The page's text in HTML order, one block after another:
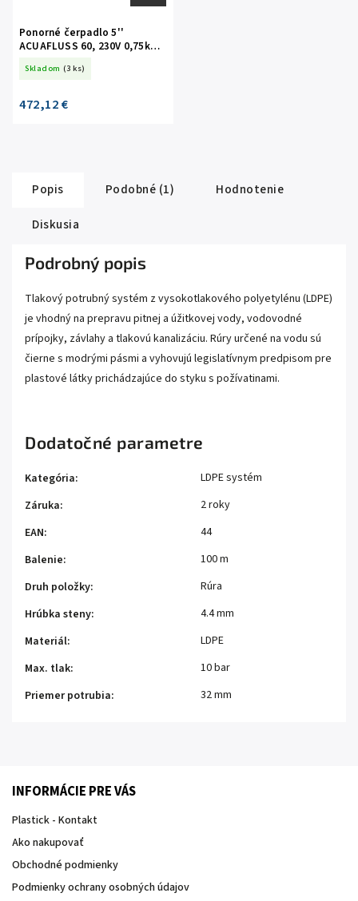
Ponorné čerpadlo 5''
ACUAFLUSS 60, 230V 0,75kW,
Skladom (3 ks)
472,12 €
Popis Podobné (1)
Hodnotenie
Diskusia
Podrobný popis
Tlakový potrubný systém z vysokotlakového polyetylénu (LDPE)
je vhodný na prepravu pitnej a úžitkovej vody, vodovodné
prípojky, závlahy a tlakovú kanalizáciu. Rúry určené na vodu sú
čierne s modrými pásmi a vyhovujú legislatívnym predpisom pre
plastové látky prichádzajúce do styku s požívatinami.
Dodatočné parametre
Kategória:
LDPE systém
Záruka:
2 roky
EAN:
44
Balenie:
100 m
Druh položky:
Rúra
Hrúbka steny:
4.4 mm
Materiál:
LDPE
Max. tlak:
10 bar
Priemer potrubia: 32 mm
INFORMÁCIE PRE VÁS
Plastick - Kontakt
Ako nakupovať
Obchodné podmienky
Podmienky ochrany osobných údajov